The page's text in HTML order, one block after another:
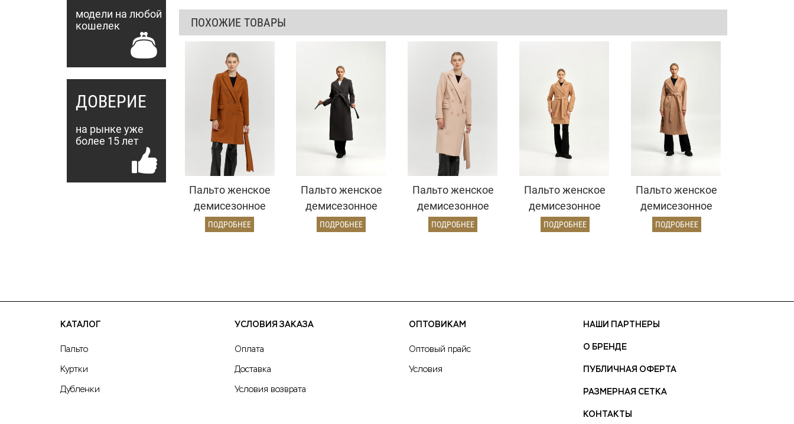
модели на любой
кошелек
ДОВЕРИЕ
на рынке уже
более 15 лет
ПОХОЖИЕ ТОВАРЫ
Пальто женское
демисезонное
26897 (карамель)
ПОДРОБНЕЕ
Пальто женское
демисезонное
26770 (темно-
ПОДРОБНЕЕ
Пальто женское
демисезонное
25775 (кремовый)
ПОДРОБНЕЕ
Пальто женское
демисезонное
22970 (золото)
ПОДРОБНЕЕ
Пальто женское
демисезонное
26820 (кэмел
ПОДРОБНЕЕ
КАТАЛОГ
Пальто
Куртки
Дубленки
УСЛОВИЯ ЗАКАЗА
Оплата
Доставка
Условия возврата
ОПТОВИКАМ
Оптовый прайс
Условия
НАШИ ПАРТНЕРЫ
О БРЕНДЕ
ПУБЛИЧНАЯ ОФЕРТА
РАЗМЕРНАЯ СЕТКА
КОНТАКТЫ